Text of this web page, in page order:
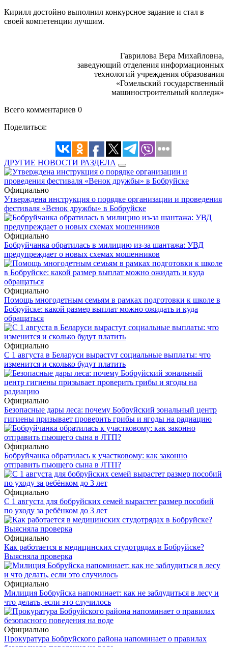
Кирилл достойно выполнил конкурсное задание и стал в
своей компетенции лучшим.
Гаврилова Вера Михайловна,
заведующий отделения информационных
технологий учреждения образования
«Гомельский государственный
машиностроительный колледж»
Всего комментариев 0
Поделиться:
ДРУГИЕ НОВОСТИ РАЗДЕЛА
Официально
Утверждена инструкция о порядке организации и проведения
фестиваля «Венок дружбы» в Бобруйске
Официально
Бобруйчанка обратилась в милицию из-за шантажа: УВД
предупреждает о новых схемах мошенников
Официально
Помощь многодетным семьям в рамках подготовки к школе в
Бобруйске: какой размер выплат можно ожидать и куда
обращаться
Официально
С 1 августа в Беларуси вырастут социальные выплаты: что
изменится и сколько будут платить
Официально
Безопасные дары леса: почему Бобруйский зональный центр
гигиены призывает проверить грибы и ягоды на радиацию
Официально
Бобруйчанка обратилась к участковому: как законно
отправить пьющего сына в ЛТП?
Официально
С 1 августа для бобруйских семей вырастет размер пособий
по уходу за ребёнком до 3 лет
Официально
Как работается в медицинских студотрядах в Бобруйске?
Выясняла проверка
Официально
Милиция Бобруйска напоминает: как не заблудиться в лесу и
что делать, если это случилось
Официально
Прокуратура Бобруйского района напоминает о правилах